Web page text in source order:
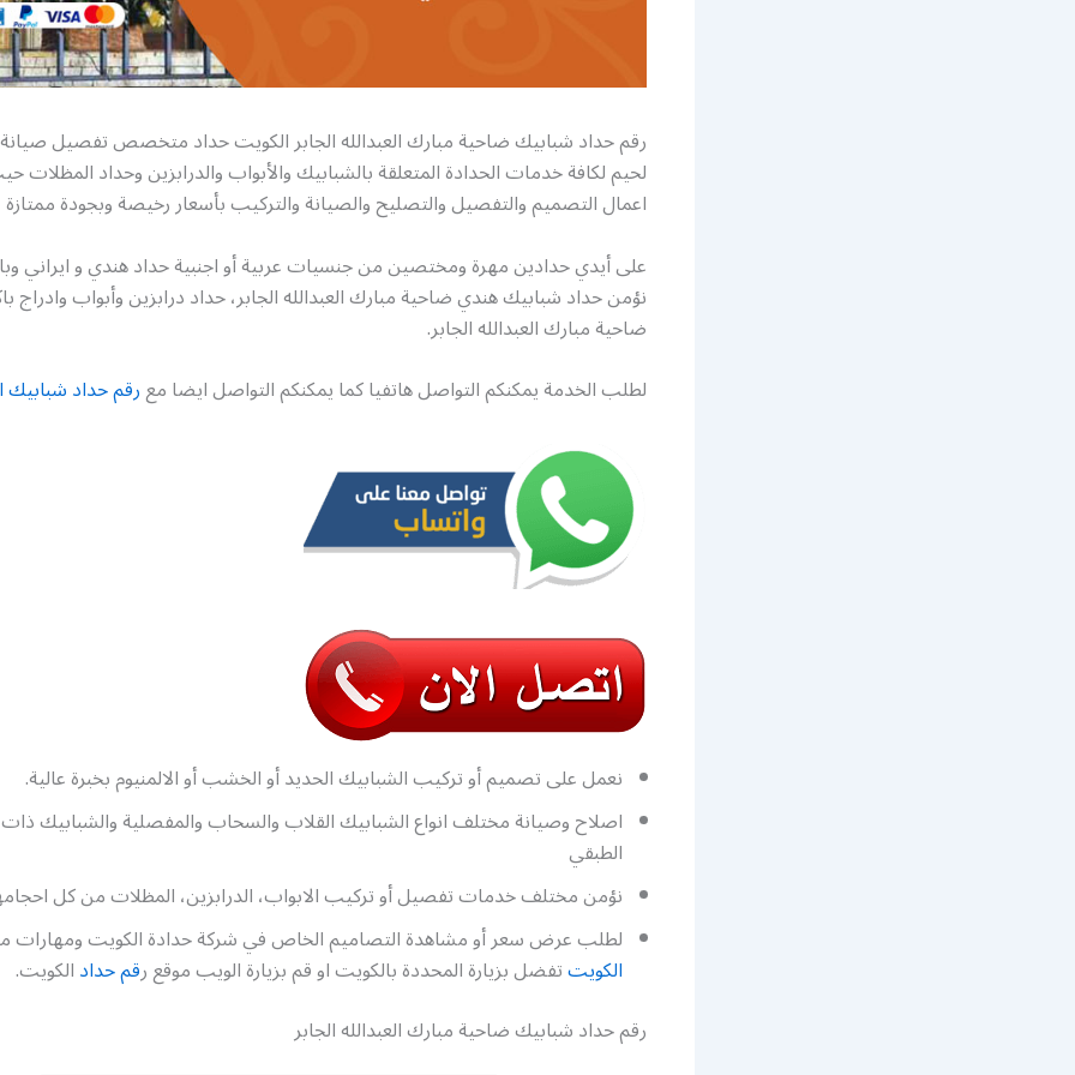
رقم حداد شبابيك ضاحية مبارك العبدالله الجابر الكويت حداد متخصص تفصيل
لحيم لكافة خدمات الحدادة المتعلقة بالشبابيك والأبواب والدرابزين وحداد المظلات
اعمال التصميم والتفصيل والتصليح والصيانة والتركيب بأسعار رخيصة وبجودة ممتازة
على أيدي حدادين مهرة ومختصين من جنسيات عربية أو اجنبية حداد هندي و ايراني
نؤمن حداد شبابيك هندي ضاحية مبارك العبدالله الجابر، حداد درابزين وأبواب وادراج
ضاحية مبارك العبدالله الجابر.
لطلب الخدمة يمكنكم التواصل هاتفيا كما يمكنكم التواصل ايضا معرقم حداد شبابيك
نعمل على تصميم أو تركيب الشبابيك الحديد أو الخشب أو الالمنيوم بخبرة عالية.
اصلاح وصيانة مختلف انواع الشبابيك القلاب والسحاب والمفصلية والشبابيك
الطبقي
نؤمن مختلف خدمات تفصيل أو تركيب الابواب، الدرابزين، المظلات من كل
لطلب عرض سعر أو مشاهدة التصاميم الخاص في شركة حدادة الكويت ومهارات
الكويتتفضل بزيارة المحددة بالكويت او قم بزيارة الويب موقع رقم حدادالكويت.
رقم حداد شبابيك ضاحية مبارك العبدالله الجابر